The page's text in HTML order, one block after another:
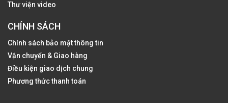
Thư viện video
CHÍNH SÁCH
Chính sách bảo mật thông tin
Vận chuyển & Giao hàng
Điều kiện giao dịch chung
Phương thức thanh toán